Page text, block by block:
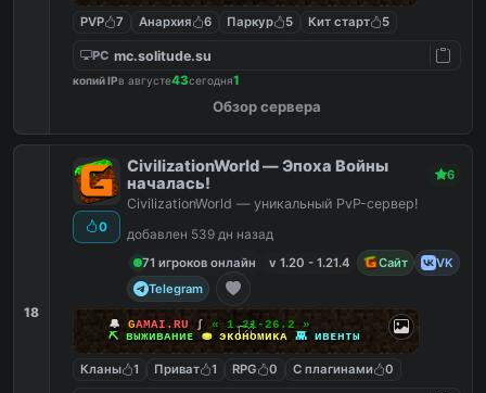
PVP 7 Анархия 6 Паркур 5 Кит старт 5
PC mc.solitude.su
копий IPв августе43сегодня1
Обзор сервера
18
0
CivilizationWorld — Эпоха Войны
началась!
6
CivilizationWorld — уникальный PvP-сервер!
добавлен 539 дн назад
71 игроков онлайн
v 1.20 - 1.21.4 Сайт
VK
Telegram
🔔 GAMAI . RU ∫
« 1.21-26.2 »
⛏ ʙыжиʙᴀниᴇ ⛂эᴋономиᴋᴀ 👾 иʙᴇнᴛы
Кланы 1 Приват 1 RPG 0 С плагинами 0